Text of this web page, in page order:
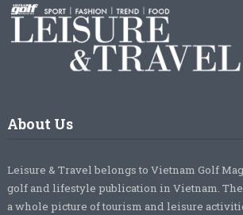
About Us
Leisure & Travel belongs to Vietnam Golf
golf and lifestyle publication in Vietnam.
a whole picture of tourism and leisure